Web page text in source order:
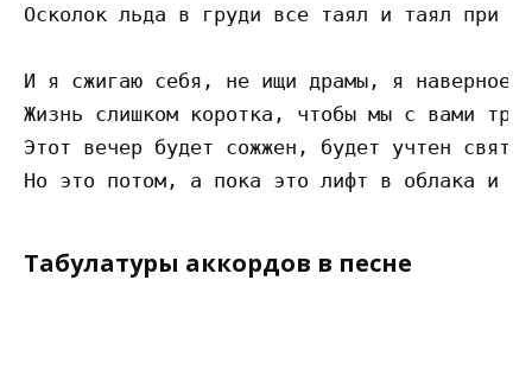
Осколок льда в груди все таял и таял при
И я сжигаю себя, не ищи драмы, я наверное
Жизнь слишком коротка, чтобы мы с вами
Этот вечер будет сожжен, будет учтен
Табулатуры аккордов в песне